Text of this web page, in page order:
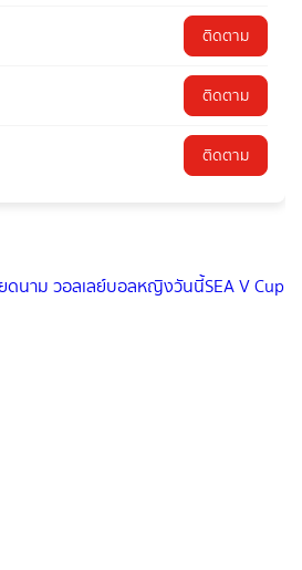
ติดตาม
ติดตาม
ติดตาม